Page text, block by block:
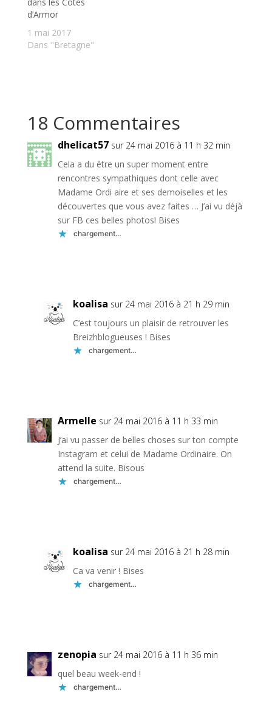
d’Armor
1 mai 2017
Dans "Bretagne"
18 Commentaires
dhelicat57 sur 24 mai 2016 à 11 h 32 min
Cela a du être un super moment entre
rencontres sympathiques dont celle avec
Madame Ordi aire et ses demoiselles et les
découvertes que vous avez faites … J’ai vu déjà
sur FB ces belles photos! Bises
chargement…
koalisa sur 24 mai 2016 à 21 h 29 min
C’est toujours un plaisir de retrouver les
Breizhblogueuses ! Bises
chargement…
Armelle sur 24 mai 2016 à 11 h 33 min
J’ai vu passer de belles choses sur ton compte
Instagram et celui de Madame Ordinaire. On
attend la suite. Bisous
chargement…
koalisa sur 24 mai 2016 à 21 h 28 min
Ca va venir ! Bises
chargement…
zenopia sur 24 mai 2016 à 11 h 36 min
quel beau week-end !
chargement…